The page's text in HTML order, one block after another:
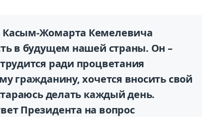
Касым-Жомарта Кемелевича
в будущем нашей страны. Он –
ради процветания
гражданину, хочется вносить свой
делать каждый день.
Президента на вопрос